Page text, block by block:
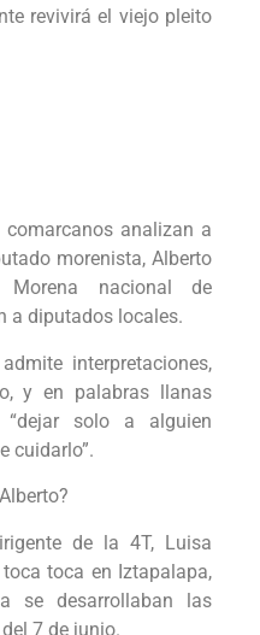
revivirá el viejo pleito
analizan a
morenista, Alberto
nacional de
a diputados locales.
interpretaciones,
y en palabras llanas
solo a alguien
cuidarlo”.
de la 4T, Luisa
toca en Iztapalapa,
se desarrollaban las
7 de junio.